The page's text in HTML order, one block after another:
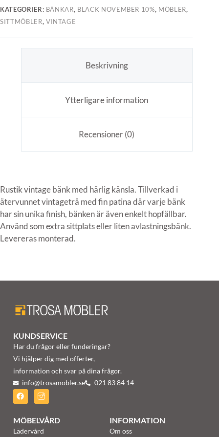
KATEGORIER: BÄNKAR, BLACK NOVEMBER 10%, MÖBLER,
SITTMÖBLER, VINTAGE
Beskrivning
Ytterligare information
Recensioner (0)
Rustik vintage bänk med härlig känsla. Tillverkad i
ätervunnet vintageträ med fin patina där varje bänk
har sin unika finish, bänken är även enkelt hopfällbar.
Använd som extra sittplats eller liten avlastningsbänk.
Levereras monterad.
KUNDSERVICE
Har du frågor eller funderingar?
Vi hjälper dig med offerter,
information och svar på dina frågor.
info@trosamobler.se 021 83 84 14
MÖBELVÅRD
Lädervård
INFORMATION
Om oss